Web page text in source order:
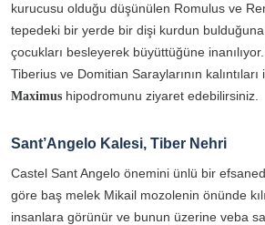
kurucusu olduğu düşünülen Romulus ve
tepedeki bir yerde bir dişi kurdun
çocukları besleyerek büyüttüğüne inanılıyor.
Tiberius ve Domitian Saraylarının kalıntıları
Maximus hipodromunu ziyaret edebilirsiniz.
Sant’Angelo Kalesi, Tiber Nehri
Castel Sant Angelo önemini ünlü bir
göre baş melek Mikail mozolenin önünde
insanlara görünür ve bunun üzerine veba